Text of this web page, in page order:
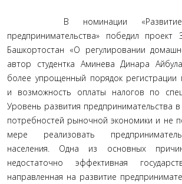
В номинации «Развитие
предпринимательства» победил проект
Башкортостан «О регулировании
автор студентка Аминева Динара
более упрощенный порядок регистрации
и возможность оплаты налогов по
Уровень развития предпринимательства
потребностей рыночной экономики и не
мере реализовать
населения. Одна из основных
недостаточно эффективная
направленная на развитие